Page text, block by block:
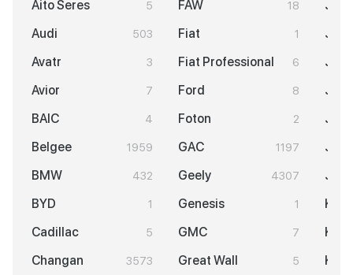
Aito Seres 5
Audi 503
Avatr 3
Avior 7
BAIC 4
Belgee 1959
BMW 432
BYD 1
Cadillac 5
Changan 3573
FAW 18
Fiat 1
Fiat Professional 6
Ford 8
Foton 2
GAC 1197
Geely 4307
Genesis 1
GMC 7
Great Wall 5
JAC
Jeep
KGM
KIA